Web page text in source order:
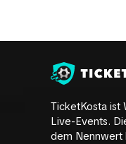
TicketKosta ist
Live-Events.
dem Nennwert